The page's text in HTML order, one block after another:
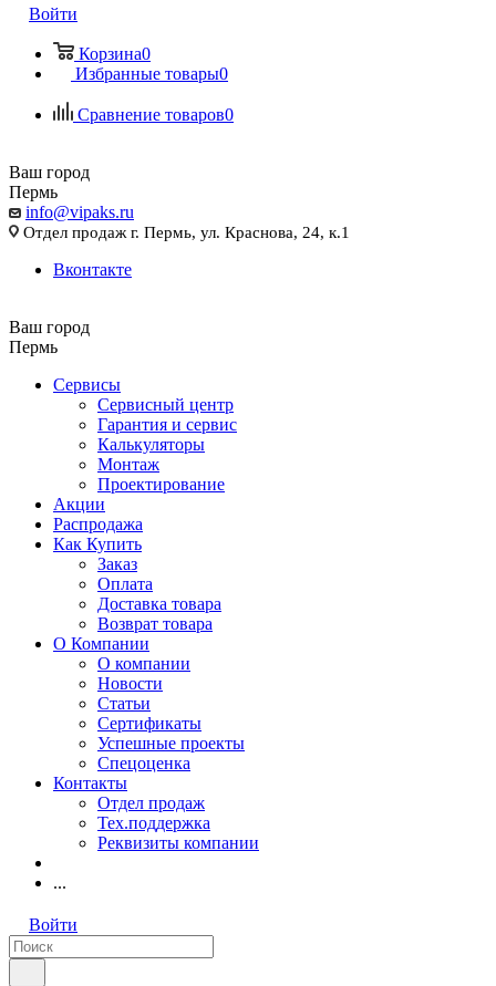
Войти
Корзина0
Избранные товары0
Сравнение товаров0
Ваш город
Пермь
info@vipaks.ru
Отдел продаж г. Пермь, ул. Краснова, 24, к.1
Вконтакте
Ваш город
Пермь
Сервисы
Сервисный центр
Гарантия и сервис
Калькуляторы
Монтаж
Проектирование
Акции
Распродажа
Как Купить
Заказ
Оплата
Доставка товара
Возврат товара
О Компании
О компании
Новости
Статьи
Сертификаты
Успешные проекты
Спецоценка
Контакты
Отдел продаж
Тех.поддержка
Реквизиты компании
...
Войти